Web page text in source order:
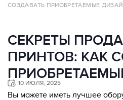
СОЗДАВАТЬ ПРИОБРЕТАЕМЫЕ
СЕКРЕТЫ
ПРИНТОВ: КАК
10 ИЮЛЯ, 2025
Вы можете иметь лучшее